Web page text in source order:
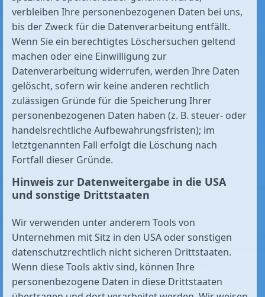
verbleiben Ihre personenbezogenen Daten bei uns,
bis der Zweck für die Datenverarbeitung entfällt.
Wenn Sie ein berechtigtes Löschersuchen geltend
machen oder eine Einwilligung zur
Datenverarbeitung widerrufen, werden Ihre Daten
gelöscht, sofern wir keine anderen rechtlich
zulässigen Gründe für die Speicherung Ihrer
personenbezogenen Daten haben (z. B. steuer- oder
handelsrechtliche Aufbewahrungsfristen); im
letztgenannten Fall erfolgt die Löschung nach
Fortfall dieser Gründe.
Hinweis zur Datenweitergabe in die USA
und sonstige Drittstaaten
Wir verwenden unter anderem Tools von
Unternehmen mit Sitz in den USA oder sonstigen
datenschutzrechtlich nicht sicheren Drittstaaten.
Wenn diese Tools aktiv sind, können Ihre
personenbezogene Daten in diese Drittstaaten